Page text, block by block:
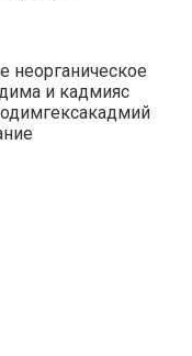
неорганическое
и кадмияс